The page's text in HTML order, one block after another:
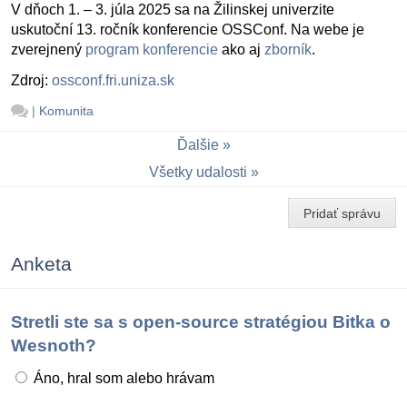
V dňoch 1. – 3. júla 2025 sa na Žilinskej univerzite
uskutoční 13. ročník konferencie OSSConf. Na webe je
zverejnený program konferencie ako aj zborník.
Zdroj: ossconf.fri.uniza.sk
| Komunita
Ďalšie
Všetky udalosti
Pridať správu
Anketa
Stretli ste sa s open-source stratégiou Bitka o
Wesnoth?
Áno, hral som alebo hrávam